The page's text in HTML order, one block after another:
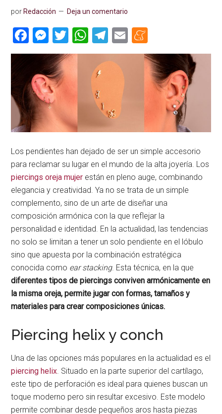
por Redacción Deja un comentario
Facebook
Messenger
Twitter
WhatsApp
Telegram
Email
Los pendientes han dejado de ser un simple accesorio
para reclamar su lugar en el mundo de la alta joyería. Los
piercings oreja mujer están en pleno auge, combinando
elegancia y creatividad. Ya no se trata de un simple
complemento, sino de un arte de diseñar una
composición armónica con la que reflejar la
personalidad e identidad. En la actualidad, las tendencias
no solo se limitan a tener un solo pendiente en el lóbulo
sino que apuesta por la combinación estratégica
conocida como ear stacking. Esta técnica, en la que
diferentes tipos de piercings conviven armónicamente en
la misma oreja, permite jugar con formas, tamaños y
materiales para crear composiciones únicas.
Piercing helix y conch
Una de las opciones más populares en la actualidad es el
piercing helix . Situado en la parte superior del cartílago,
este tipo de perforación es ideal para quienes buscan un
toque moderno pero sin resultar excesivo. Este modelo
permite combinar desde pequeños aros hasta piezas